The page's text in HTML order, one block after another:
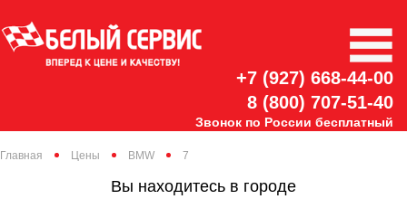
+7 (927) 668-44-00
8 (800) 707-51-40
Звонок по России бесплатный
Главная Цены BMW 7
Вы находитесь в городе